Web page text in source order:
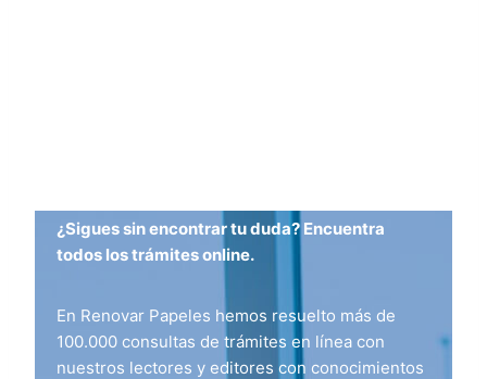
¿Sigues sin encontrar tu duda? Encuentra
todos los trámites online.
En Renovar Papeles hemos resuelto más de
100.000 consultas de trámites en línea con
nuestros lectores y editores con conocimientos